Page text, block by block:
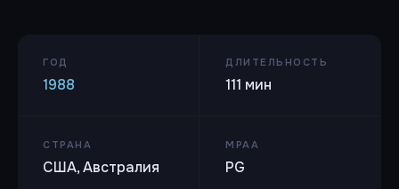
ГОД
1988
ДЛИТЕЛЬНОСТЬ
111 мин
СТРАНА
США, Австралия
MPAA
PG